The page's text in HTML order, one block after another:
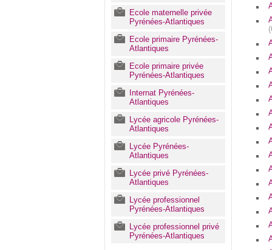
Ecole maternelle privée
Pyrénées-Atlantiques
Ecole primaire Pyrénées-
Atlantiques
Ecole primaire privée
Pyrénées-Atlantiques
Internat Pyrénées-
Atlantiques
Lycée agricole Pyrénées-
Atlantiques
Lycée Pyrénées-
Atlantiques
Lycée privé Pyrénées-
Atlantiques
Lycée professionnel
Pyrénées-Atlantiques
Lycée professionnel privé
Pyrénées-Atlantiques